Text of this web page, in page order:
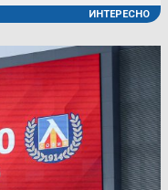
ИНТЕРЕСНО